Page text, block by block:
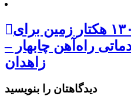
پیش‌بینی ۱۳۰ هکتار زمین برای
راه‌آهن چابهار –
زاهدان
دیدگاهتان را بنویسید